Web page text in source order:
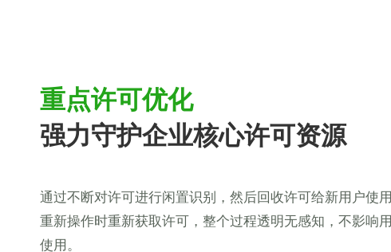
重点许可优化
强力守护企业核心许可资源
通过不断对许可进行闲置识别，然后回收许可给新用户使
重新操作时重新获取许可，整个过程透明无感知，不影响
使用。